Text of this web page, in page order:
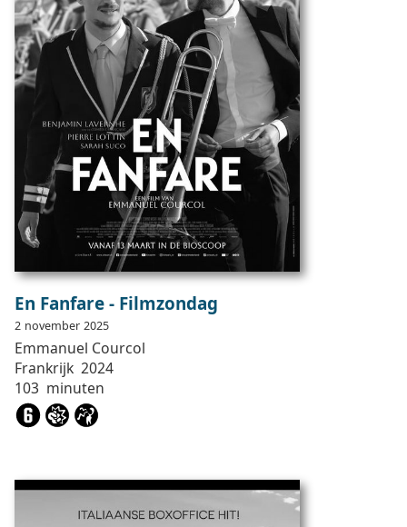
En Fanfare - Filmzondag
2 november 2025
Emmanuel Courcol
Frankrijk 2024
103 minuten